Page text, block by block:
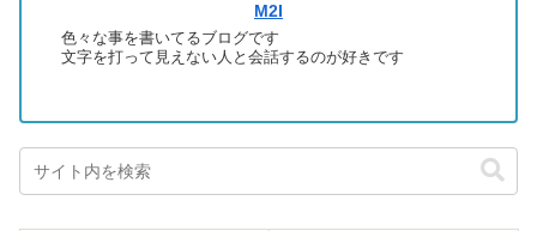
M2I
色々な事を書いてるブログです
文字を打って見えない人と会話するのが好きです